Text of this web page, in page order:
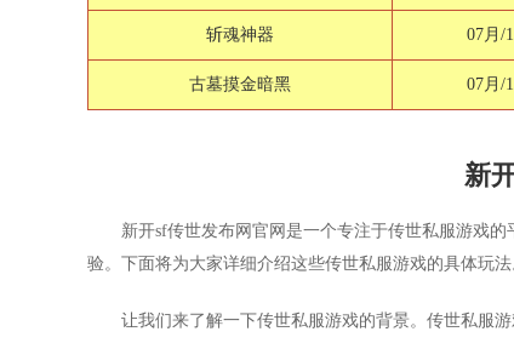
斩魂神器 07月/
古墓摸金暗黑 07月/
新
新开sf传世发布网官网是一个专注于传世私服游戏
验。下面将为大家详细介绍这些传世私服游戏的具体玩法
让我们来了解一下传世私服游戏的背景。传世私服